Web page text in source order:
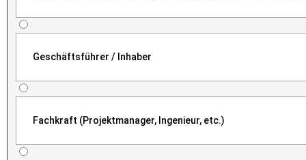
Geschäftsführer / Inhaber
Fachkraft (Projektmanager, Ingenieur, etc.)